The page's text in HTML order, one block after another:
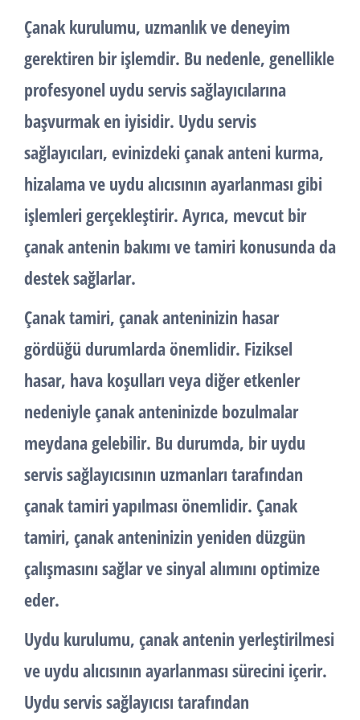
Çanak kurulumu, uzmanlık ve deneyim
gerektiren bir işlemdir. Bu nedenle, genellikle
profesyonel uydu servis sağlayıcılarına
başvurmak en iyisidir. Uydu servis
sağlayıcıları, evinizdeki çanak anteni kurma,
hizalama ve uydu alıcısının ayarlanması gibi
işlemleri gerçekleştirir. Ayrıca, mevcut bir
çanak antenin bakımı ve tamiri konusunda da
destek sağlarlar.
Çanak tamiri, çanak anteninizin hasar
gördüğü durumlarda önemlidir. Fiziksel
hasar, hava koşulları veya diğer etkenler
nedeniyle çanak anteninizde bozulmalar
meydana gelebilir. Bu durumda, bir uydu
servis sağlayıcısının uzmanları tarafından
çanak tamiri yapılması önemlidir. Çanak
tamiri, çanak anteninizin yeniden düzgün
çalışmasını sağlar ve sinyal alımını optimize
eder.
Uydu kurulumu, çanak antenin yerleştirilmesi
ve uydu alıcısının ayarlanması sürecini içerir.
Uydu servis sağlayıcısı tarafından